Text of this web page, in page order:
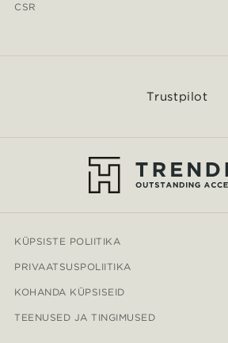
CSR
Trustpilot
KÜPSISTE POLIITIKA
PRIVAATSUSPOLIITIKA
KOHANDA KÜPSISEID
TEENUSED JA TINGIMUSED